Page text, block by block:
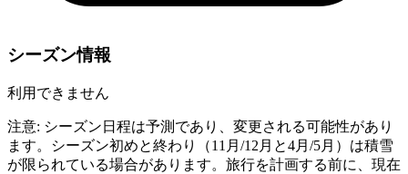
シーズン情報
利用できません
注意: シーズン日程は予測であり、変更される可能性があり
ます。シーズン初めと終わり（11月/12月と4月/5月）は積雪
が限られている場合があります。旅行を計画する前に、現在